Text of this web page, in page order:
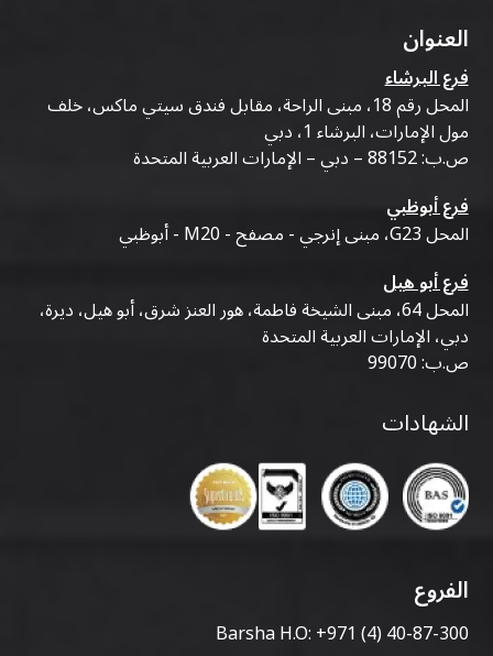
العنوان
فرع البرشاء
المحل رقم 18، مبنى الراحة، مقابل فندق سيتي ماكس، خلف
مول الإمارات، البرشاء 1، دبي
ص.ب: 88152 – دبي – الإمارات العربية المتحدة
فرع أبوظبي
المحل G23، مبنى إنرجي - مصفح - M20 - أبوظبي
فرع أبو هيل
المحل 64، مبنى الشيخة فاطمة، هور العنز شرق، أبو هيل، ديرة،
دبي، الإمارات العربية المتحدة
ص.ب: 99070
الشهادات
الفروع
Barsha H.O:+971 (4) 40-87-300